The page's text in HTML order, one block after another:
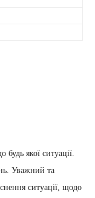
якої ситуації.
Уважний та
ситуації, щодо